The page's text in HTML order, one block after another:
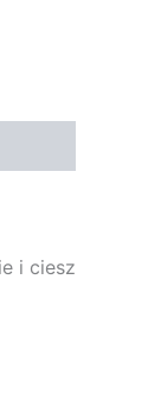
i ciesz